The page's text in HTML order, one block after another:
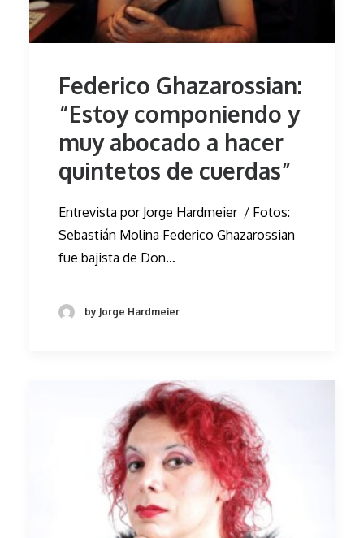
Federico Ghazarossian:
“Estoy componiendo y
muy abocado a hacer
quintetos de cuerdas”
Entrevista por Jorge Hardmeier / Fotos:
Sebastián Molina Federico Ghazarossian
fue bajista de Don…
by Jorge Hardmeier